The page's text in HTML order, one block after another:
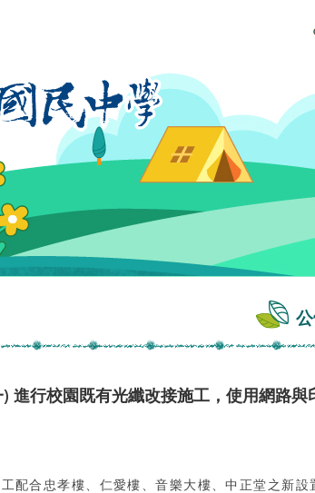
進行校園既有光纖改接施工，使用網路
配合忠孝樓、仁愛樓、音樂大樓、中正堂之新